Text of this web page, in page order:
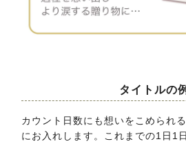
タイトルの例
カウント日数にも想いをこめられ
にお入れします。これまでの1日1